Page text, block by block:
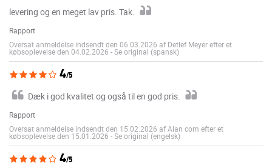
levering og en meget lav pris. Tak.
Rapport
Oversat anmeldelse indsendt den 06.03.2026 af Detlef Meyer efter et
købsoplevelse den 04.02.2026 -Se original (spansk)
4/5
Dæk i god kvalitet og også til en god pris.
Rapport
Oversat anmeldelse indsendt den 15.02.2026 af Alan com efter et
købsoplevelse den 15.01.2026 -Se original (engelsk)
4/5